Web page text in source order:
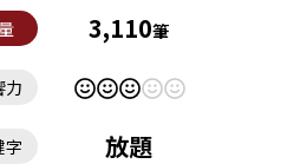
3,110筆
力
字 放題